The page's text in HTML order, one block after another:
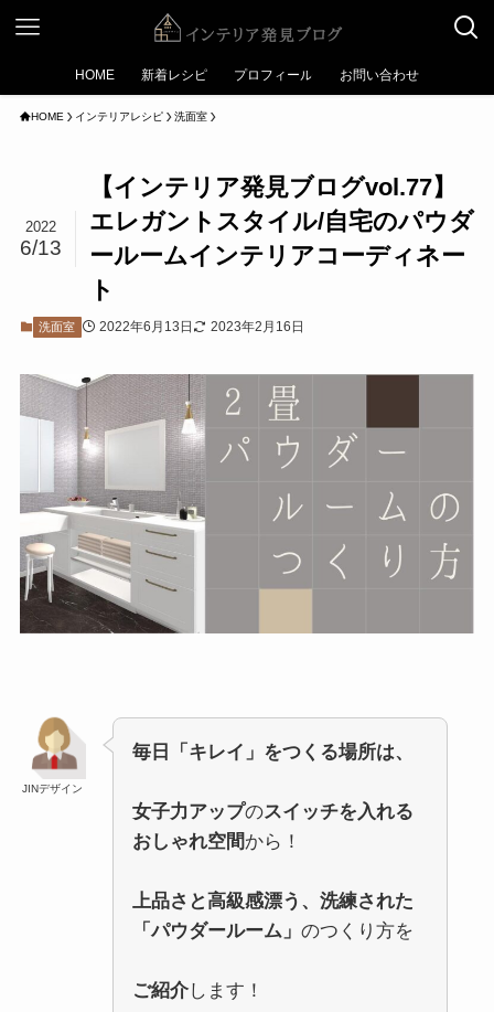
HOME 新着レシピ プロフィール お問い合わせ
HOME インテリアレシピ 洗面室
【インテリア発見ブログvol.77】
エレガントスタイル/自宅のパウダ
ールームインテリアコーディネー
ト
2022
6/13
洗面室 2022年6月13日 2023年2月16日
JINデザイン
毎日「キレイ」をつくる場所は、
女子力アップのスイッチを入れる
おしゃれ空間から！
上品さと高級感漂う、洗練された
「パウダールーム」 のつくり方を
ご紹介します！